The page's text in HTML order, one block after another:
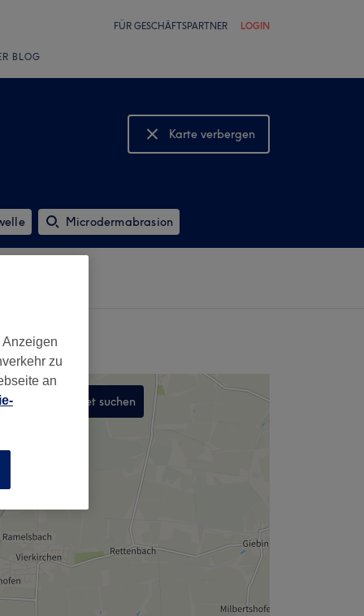
FÜR GESCHÄFTSPARTNER LOGIN
BLOG
Karte verbergen
Karte anzeigen
Microdermabrasion
In diesem Gebiet suchen
zu
an